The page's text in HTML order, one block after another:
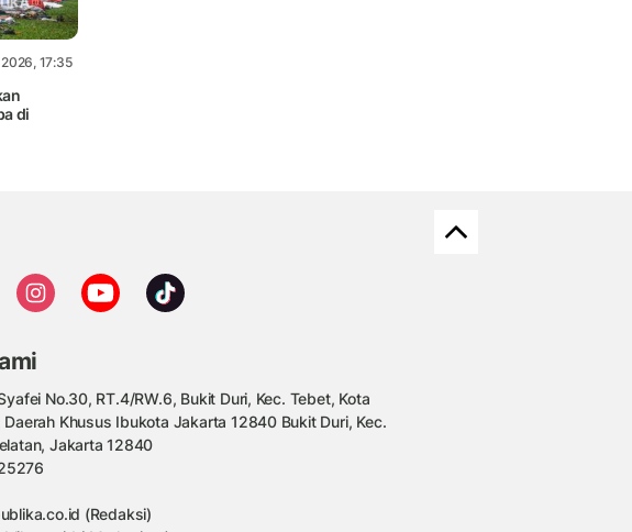
17:35
di
No.30, RT.4/RW.6, Bukit Duri, Kec. Tebet, Kota
Khusus Ibukota Jakarta 12840 Bukit Duri, Kec.
Jakarta 12840
(Redaksi)